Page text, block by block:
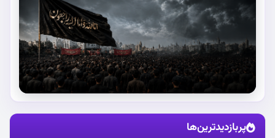
استقبال از آقای شهید ایران
مشاهده اخبار
پربازدیدترین‌ها